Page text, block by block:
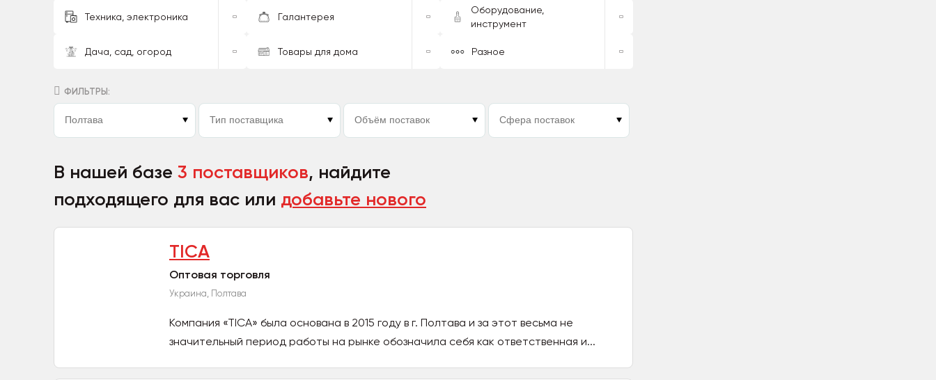
Техника, электроника Галантерея
Оборудование,
инструмент
Дача, сад, огород Товары для дома Разное
ФИЛЬТРЫ:
В нашей базе 3 поставщиков, найдите
подходящего для вас или добавьте нового
ТІСА
Оптовая торговля
Украина, Полтава
Компания «ТІСА» была основана в 2015 году в г. Полтава и за этот весьма не
значительный период работы на рынке обозначила себя как ответственная и...